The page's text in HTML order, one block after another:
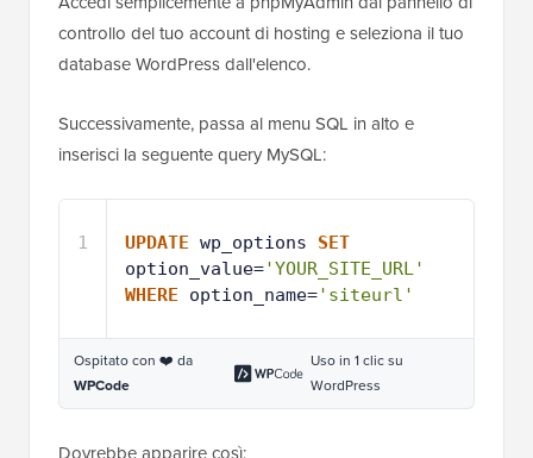
controllo del tuo account di hosting e seleziona il tuo
database WordPress dall'elenco.
Successivamente, passa al menu SQL in alto e
inserisci la seguente query MySQL:
1 UPDATE wp_options SET
option_value='YOUR_SITE_URL'
WHERE
option_name='siteurl'
Ospitato con ❤️ da
WPCode
Uso in 1 clic su
WordPress
Dovrebbe apparire così: